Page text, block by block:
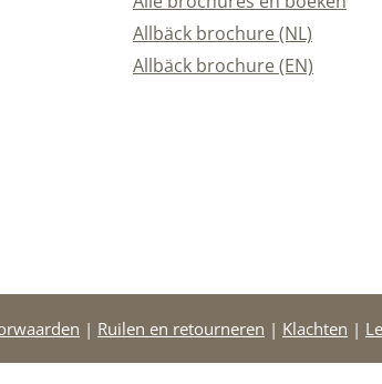
Allbäck brochure (NL)
Allbäck brochure (EN)
| Ruilen en retourneren | Klachten |